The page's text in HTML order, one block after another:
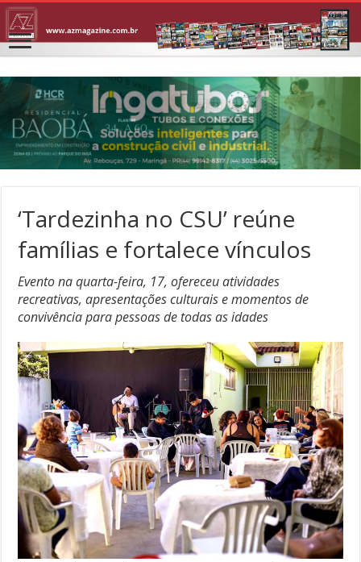
‘Tardezinha no CSU’ reúne
famílias e fortalece vínculos
Evento na quarta-feira, 17, ofereceu atividades
recreativas, apresentações culturais e momentos de
convivência para pessoas de todas as idades